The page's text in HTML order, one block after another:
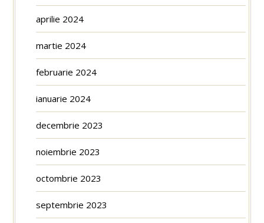
aprilie 2024
martie 2024
februarie 2024
ianuarie 2024
decembrie 2023
noiembrie 2023
octombrie 2023
septembrie 2023